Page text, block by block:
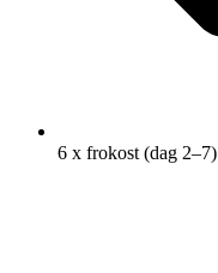
6 x frokost (dag 2–7)